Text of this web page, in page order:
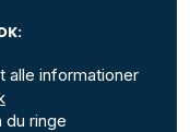
alle informationer
du ringe